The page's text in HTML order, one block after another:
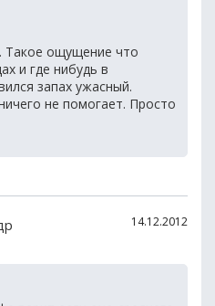
Такое ощущение что
и где нибудь в
запах ужасный.
не помогает. Просто
14.12.2012